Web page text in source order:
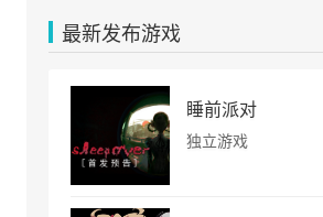
最新发布游戏
睡前派对
独立游戏